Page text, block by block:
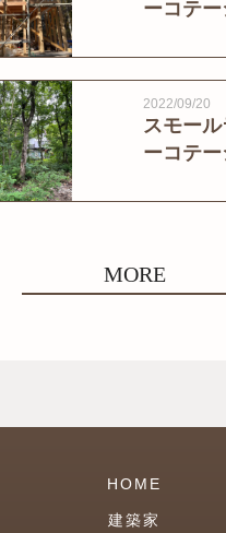
ーコテ
2022/09/20
スモー
ーコテ
MORE
HOME
建築家